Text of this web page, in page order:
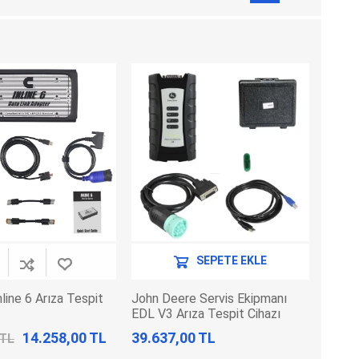
İmmo Emülatörleri
Binek Araç Emülatörleri
Kablolar
Hata Kodu Silici
OBDSTAR ANCEL
6 Arıza Tespit
14.258,00 TL
John Deere Servis Ekipmanı
EDL V3 Arıza Tespit Cihazı
39.637,00 TL
SEPETE EKLE